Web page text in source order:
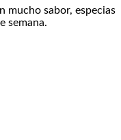
mucho sabor, especias
semana.